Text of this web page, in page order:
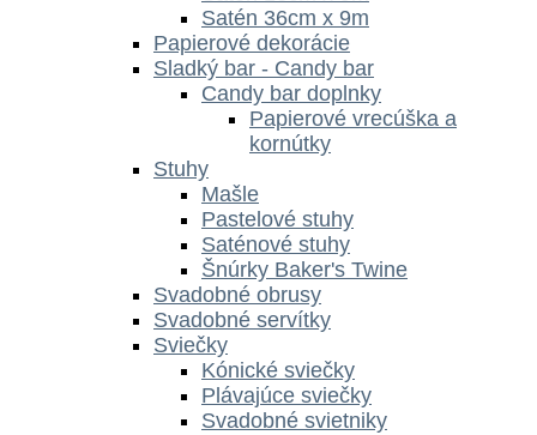
Satén 36cm x 9m
Papierové dekorácie
Sladký bar - Candy bar
Candy bar doplnky
Papierové vrecúška a
kornútky
Stuhy
Mašle
Pastelové stuhy
Saténové stuhy
Šnúrky Baker's Twine
Svadobné obrusy
Svadobné servítky
Sviečky
Kónické sviečky
Plávajúce sviečky
Svadobné svietniky